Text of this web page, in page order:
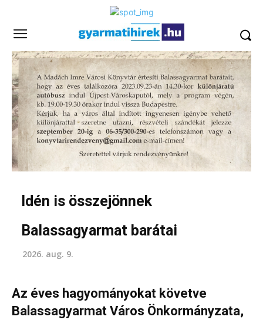
Idén is összejönnek
Balassagyarmat barátai
2026. aug. 9.
Az éves hagyományokat követve
Balassagyarmat Város Önkormányzata,